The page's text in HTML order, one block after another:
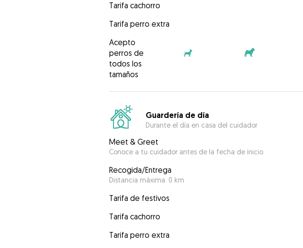
Tarifa cachorro
Tarifa perro extra
Acepto
perros de
todos los
tamaños
Guardería de día
Durante el día en casa del cuidador
Meet & Greet
Conoce a tu cuidador antes de la fecha de inicio.
Recogida/Entrega
Distancia máxima: 0 km
Tarifa de festivos
Tarifa cachorro
Tarifa perro extra